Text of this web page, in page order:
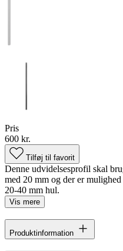
Pris
600 kr.
Tilføj til favorit
Denne udvidelsesprofil skal
med 20 mm og der er
20-40 mm hul.
Vis mere
Produktinformation